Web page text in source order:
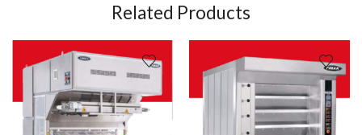
Related Products